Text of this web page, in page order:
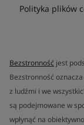
Polityka plików
Bezstronność jest
Bezstronność
z ludźmi i we
są podejmowane w
wpłynąć na